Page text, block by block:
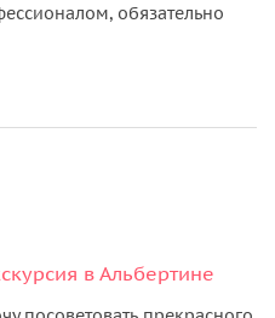
обязательно
в Альбертине